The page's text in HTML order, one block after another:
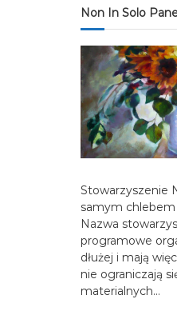
Non In Solo
Stowarzyszenie
samym chlebem
Nazwa
programowe
dłużej i mają
nie ograniczają
materialnych…